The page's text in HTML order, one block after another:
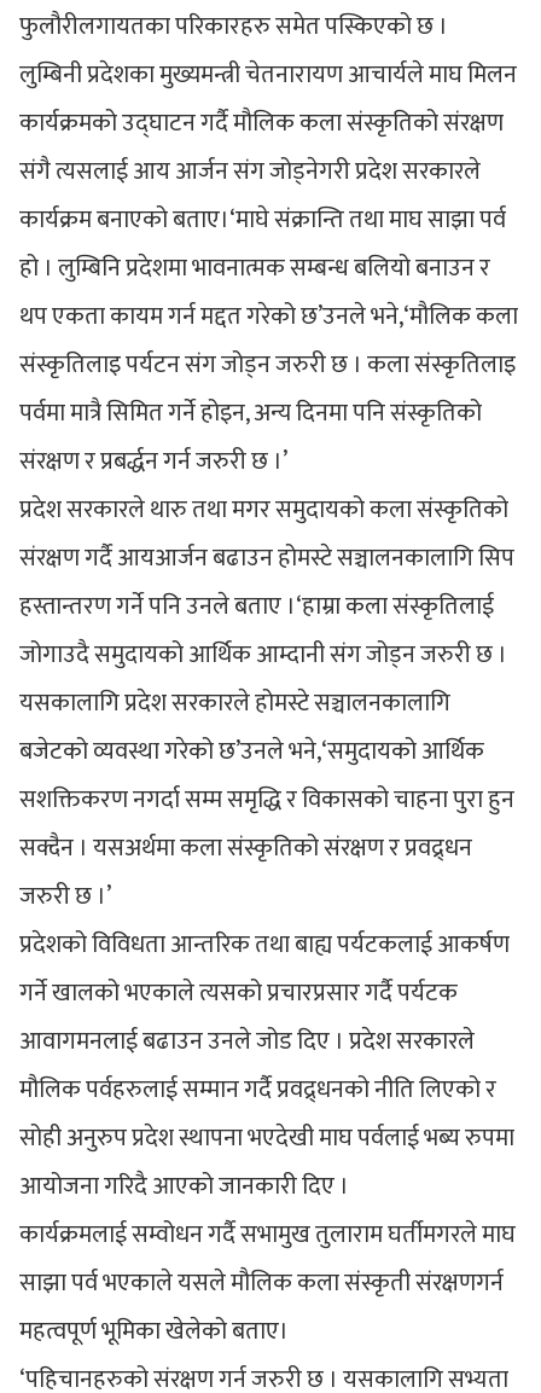
फुलौरीलगायतका परिकारहरु समेत पस्किएको छ ।
लुम्बिनी प्रदेशका मुख्यमन्त्री चेतनारायण आचार्यले माघ मिलन
कार्यक्रमको उद्घाटन गर्दै मौलिक कला संस्कृतिको संरक्षण
संगै त्यसलाई आय आर्जन संग जोड्नेगरी प्रदेश सरकारले
कार्यक्रम बनाएको बताए।‘माघे संक्रान्ति तथा माघ साझा पर्व
हो । लुम्बिनि प्रदेशमा भावनात्मक सम्बन्ध बलियो बनाउन र
थप एकता कायम गर्न मद्दत गरेको छ’उनले भने,‘मौलिक कला
संस्कृतिलाइ पर्यटन संग जोड्न जरुरी छ । कला संस्कृतिलाइ
पर्वमा मात्रै सिमित गर्ने होइन, अन्य दिनमा पनि संस्कृतिको
संरक्षण र प्रबर्द्धन गर्न जरुरी छ ।’
प्रदेश सरकारले थारु तथा मगर समुदायको कला संस्कृतिको
संरक्षण गर्दै आयआर्जन बढाउन होमस्टे सञ्चालनकालागि सिप
हस्तान्तरण गर्ने पनि उनले बताए ।‘हाम्रा कला संस्कृतिलाई
जोगाउदै समुदायको आर्थिक आम्दानी संग जोड्न जरुरी छ ।
यसकालागि प्रदेश सरकारले होमस्टे सञ्चालनकालागि
बजेटको व्यवस्था गरेको छ’उनले भने,‘समुदायको आर्थिक
सशक्तिकरण नगर्दा सम्म समृद्धि र विकासको चाहना पुरा हुन
सक्दैन । यसअर्थमा कला संस्कृतिको संरक्षण र प्रवद्र्धन
जरुरी छ ।’
प्रदेशको विविधता आन्तरिक तथा बाह्य पर्यटकलाई आकर्षण
गर्ने खालको भएकाले त्यसको प्रचारप्रसार गर्दै पर्यटक
आवागमनलाई बढाउन उनले जोड दिए । प्रदेश सरकारले
मौलिक पर्वहरुलाई सम्मान गर्दै प्रवद्र्धनको नीति लिएको र
सोही अनुरुप प्रदेश स्थापना भएदेखी माघ पर्वलाई भब्य रुपमा
आयोजना गरिदै आएको जानकारी दिए ।
कार्यक्रमलाई सम्वोधन गर्दै सभामुख तुलाराम घर्तीमगरले माघ
साझा पर्व भएकाले यसले मौलिक कला संस्कृती संरक्षणगर्न
महत्वपूर्ण भूमिका खेलेको बताए।
‘पहिचानहरुको संरक्षण गर्न जरुरी छ । यसकालागि सभ्यता